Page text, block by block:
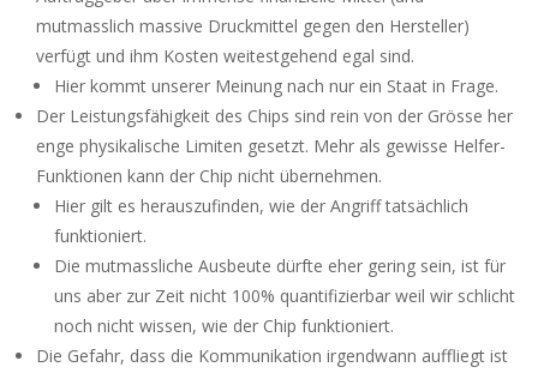
mutmasslich massive Druckmittel gegen den Hersteller)
verfügt und ihm Kosten weitestgehend egal sind.
Hier kommt unserer Meinung nach nur ein Staat in Frage.
Der Leistungsfähigkeit des Chips sind rein von der Grösse her
enge physikalische Limiten gesetzt. Mehr als gewisse Helfer-
Funktionen kann der Chip nicht übernehmen.
Hier gilt es herauszufinden, wie der Angriff tatsächlich
funktioniert.
Die mutmassliche Ausbeute dürfte eher gering sein, ist für
uns aber zur Zeit nicht 100% quantifizierbar weil wir schlicht
noch nicht wissen, wie der Chip funktioniert.
Die Gefahr, dass die Kommunikation irgendwann auffliegt ist